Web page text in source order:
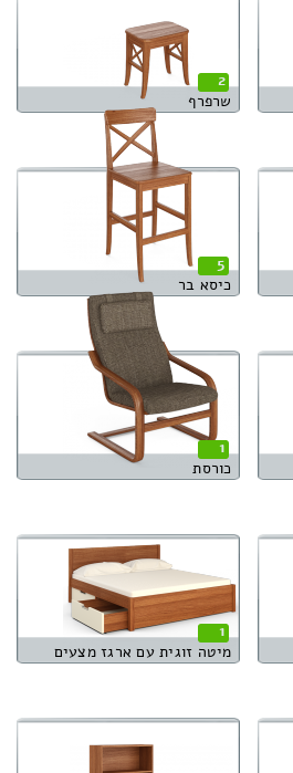
2
שרפרף
5
כיסא בר
1
כורסת
1
מיטה זוגית עם ארגז מצעים